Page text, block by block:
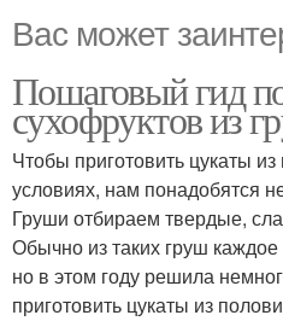
Вас может
Пошаговый гид
сухофруктов из
Чтобы приготовить цукаты
условиях, нам понадобятся
Груши отбираем твердые,
Обычно из таких груш каждое
но в этом году решила
приготовить цукаты из